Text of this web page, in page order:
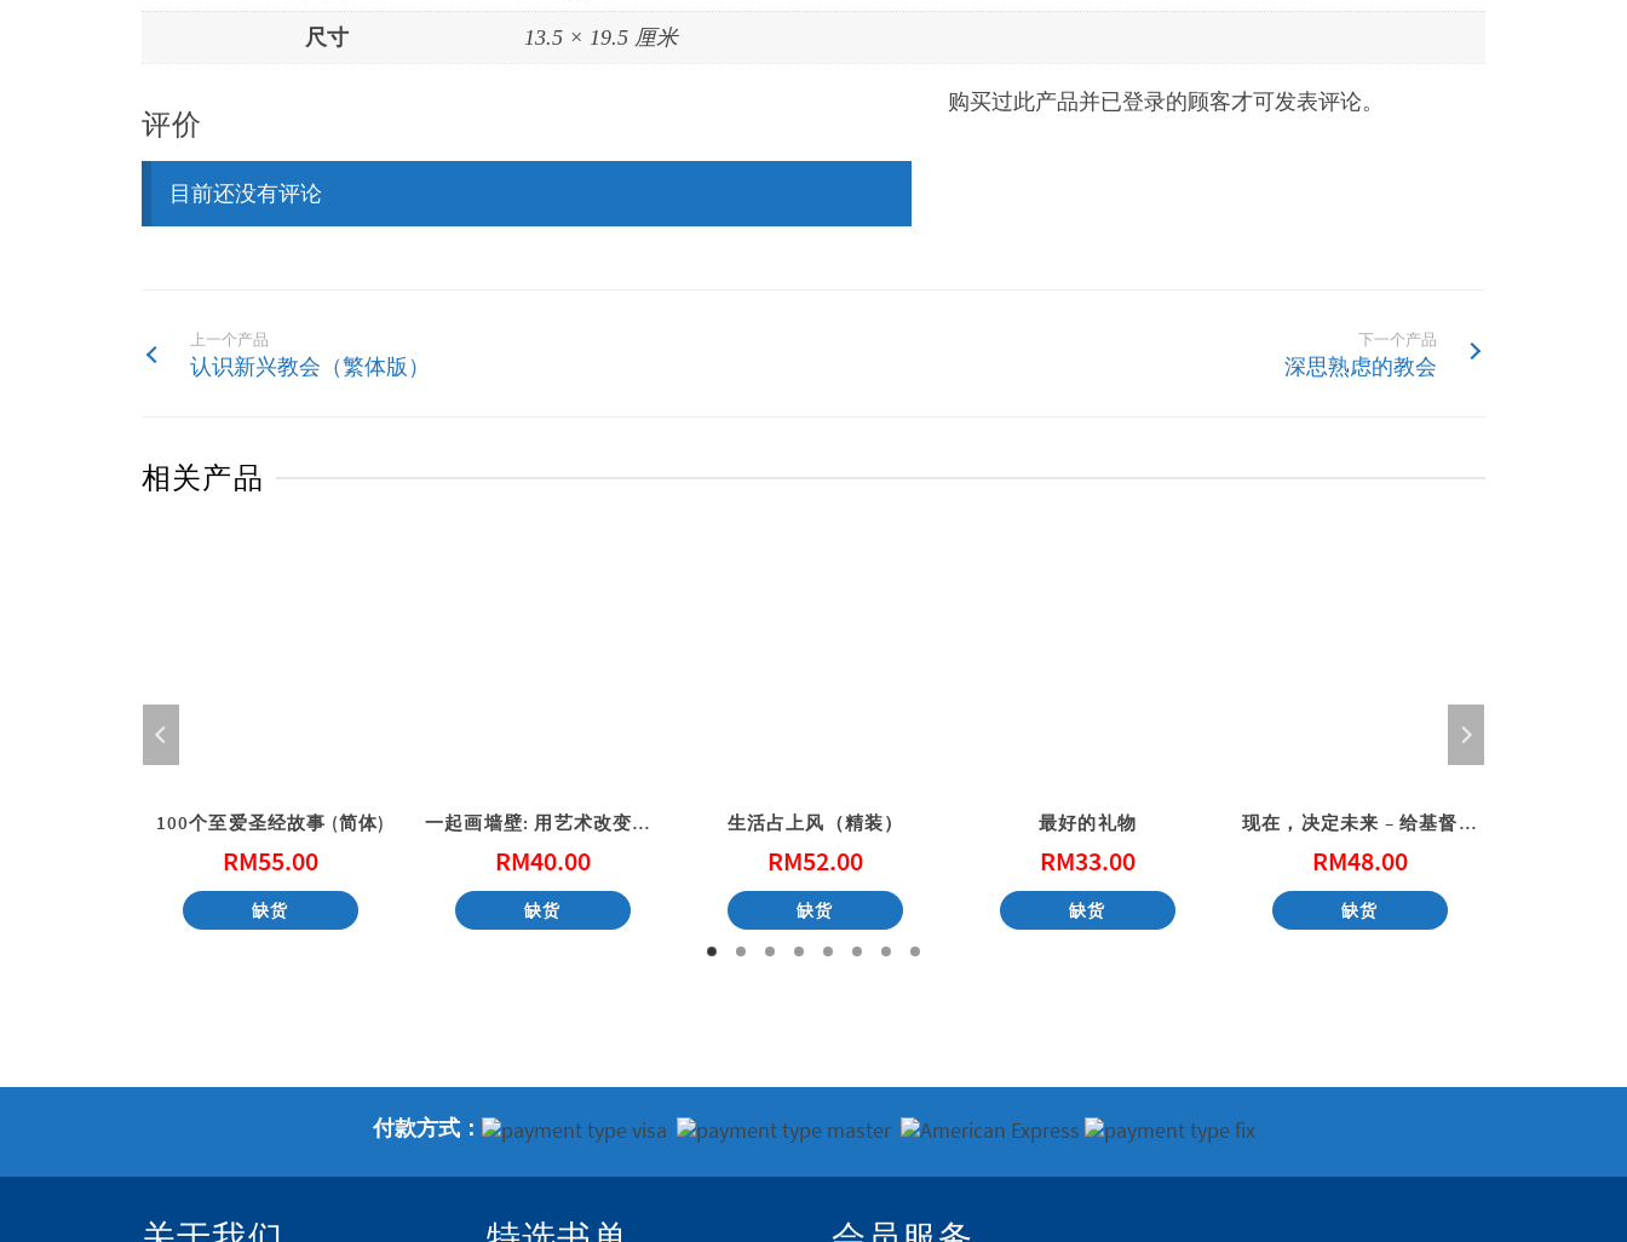
尺寸 13.5 × 19.5 厘米
评价
目前还没有评论
购买过此产品并已登录的顾客才可发表评论。
上一个产品
认识新兴教会（繁体版）
下一个产品
深思熟虑的教会
相关产品
100个至爱圣经故事 (简体)
RM55.00
缺货
一起画墙壁: 用艺术改变社区 (港版)
RM40.00
缺货
生活占上风（精装）
RM52.00
缺货
最好的礼物
RM33.00
缺货
现在，决定未来 – 给基督徒青年的20个属灵忠告
RM48.00
缺货
付款方式：